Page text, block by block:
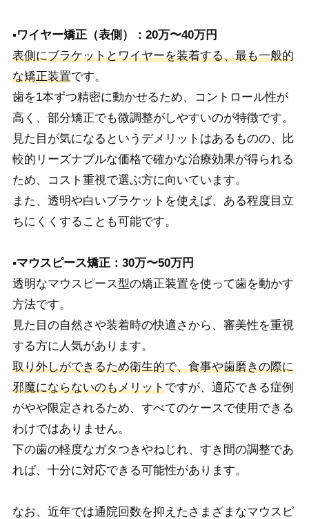
▪️ワイヤー矯正（表側）：20万〜40万円
表側にブラケットとワイヤーを装着する、最も一般的
な矯正装置です。
歯を1本ずつ精密に動かせるため、コントロール性が
高く、部分矯正でも微調整がしやすいのが特徴です。
見た目が気になるというデメリットはあるものの、比
較的リーズナブルな価格で確かな治療効果が得られる
ため、コスト重視で選ぶ方に向いています。
また、透明や白いブラケットを使えば、ある程度目立
ちにくくすることも可能です。
▪️マウスピース矯正：30万〜50万円
透明なマウスピース型の矯正装置を使って歯を動かす
方法です。
見た目の自然さや装着時の快適さから、審美性を重視
する方に人気があります。
取り外しができるため衛生的で、食事や歯磨きの際に
邪魔にならないのもメリットですが、適応できる症例
がやや限定されるため、すべてのケースで使用できる
わけではありません。
下の歯の軽度なガタつきやねじれ、すき間の調整であ
れば、十分に対応できる可能性があります。
なお、近年では通院回数を抑えたさまざまなマウスピ